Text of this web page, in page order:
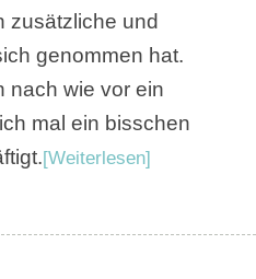
zusätzliche und
genommen hat.
nach wie vor ein
mal ein bisschen
[Weiterlesen]